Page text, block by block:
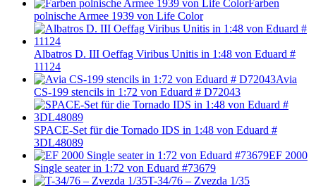
Farben
polnische Armee 1939 von Life Color
Albatros D. III Oeffag Viribus Unitis in 1:48 von Eduard #
11124
Avia
CS-199 stencils in 1:72 von Eduard # D72043
SPACE-Set für die Tornado IDS in 1:48 von Eduard #
3DL48089
EF 2000
Single seater in 1:72 von Eduard #73679
T-34/76 – Zvezda 1/35